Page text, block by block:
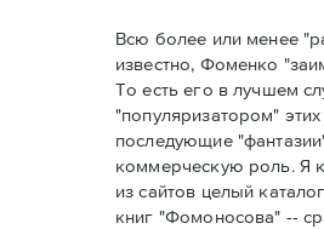
Всю более или менее
известно, Фоменко
То есть его в лучшем
"популяризатором"
последующие
коммерческую роль. Я
из сайтов целый
книг "Фомоносова" --